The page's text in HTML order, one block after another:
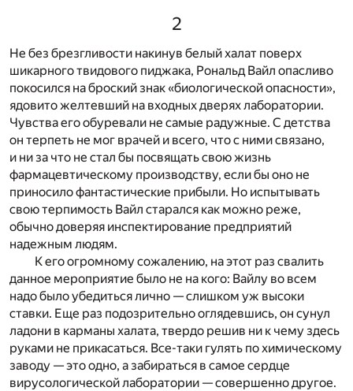
2
Не без брезгливости накинув белый халат поверх
шикарного твидового пиджака, Рональд Вайл опасливо
покосился на броский знак «биологической опасности»,
ядовито желтевший на входных дверях лаборатории.
Чувства его обуревали не самые радужные. С детства
он терпеть не мог врачей и всего, что с ними связано,
и ни за что не стал бы посвящать свою жизнь
фармацевтическому производству, если бы оно не
приносило фантастические прибыли. Но испытывать
свою терпимость Вайл старался как можно реже,
обычно доверяя инспектирование предприятий
надежным людям.
К его огромному сожалению, на этот раз свалить
данное мероприятие было не на кого: Вайлу во всем
надо было убедиться лично — слишком уж высоки
ставки. Еще раз подозрительно оглядевшись, он сунул
ладони в карманы халата, твердо решив ни к чему здесь
руками не прикасаться. Все-таки гулять по химическому
заводу — это одно, а забираться в самое сердце
вирусологической лаборатории — совершенно другое.